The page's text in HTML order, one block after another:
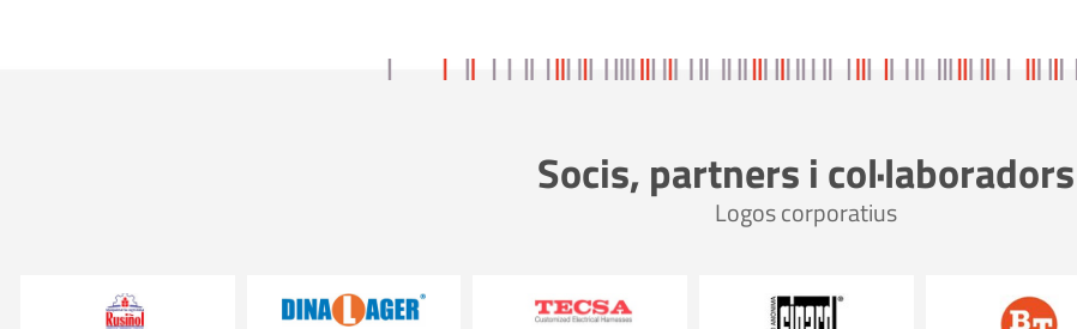
Socis, partners i col·laboradors
Logos corporatius